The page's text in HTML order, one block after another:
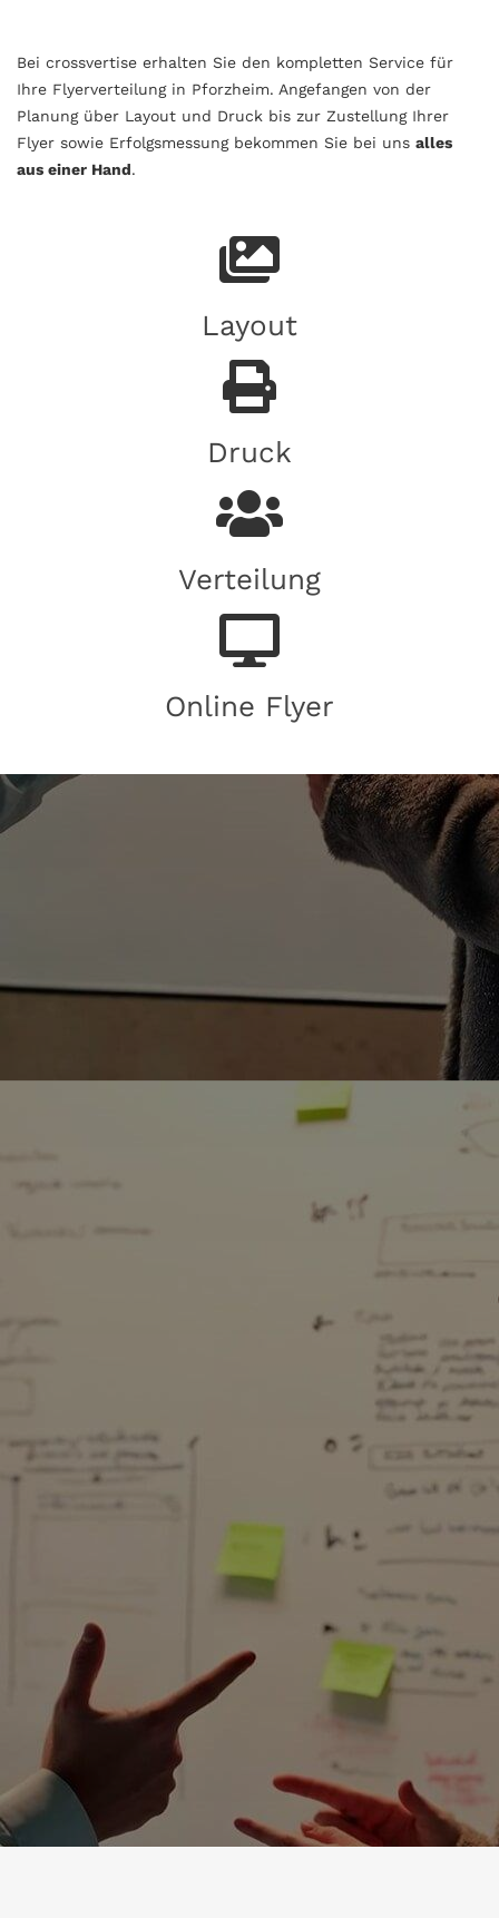
Bei crossvertise erhalten Sie den kompletten Service für
Ihre Flyerverteilung in Pforzheim. Angefangen von der
Planung über Layout und Druck bis zur Zustellung Ihrer
Flyer sowie Erfolgsmessung bekommen Sie bei uns alles
aus einer Hand.
Layout
Druck
Verteilung
Online Flyer